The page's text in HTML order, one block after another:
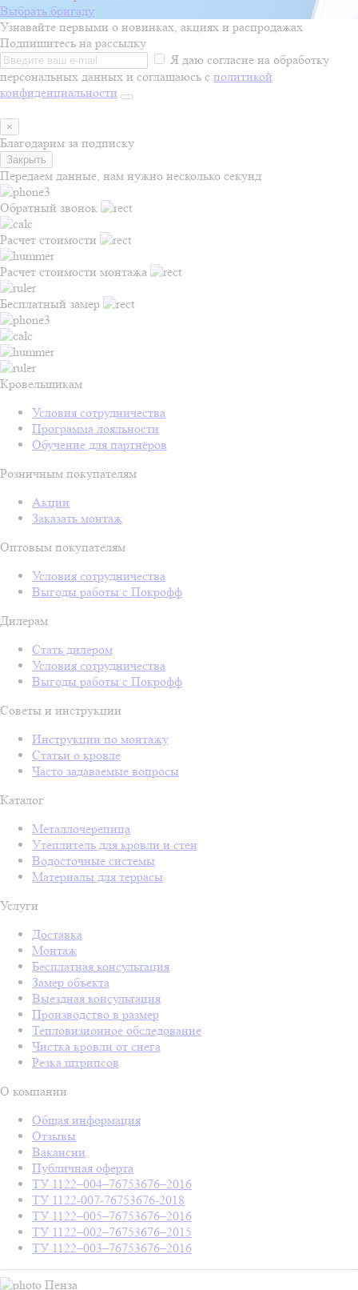
Выбрать бригаду
Узнавайте первыми о новинках, акциях и распродажах
Подпишитесь на рассылку
Я даю согласие на обработку
персональных данных и соглашаюсь с политикой
конфиденциальности
×
Благодарим за подписку
Закрыть
Передаем данные, нам нужно несколько секунд
Обратный звонок
Расчет стоимости
Расчет стоимости монтажа
Бесплатный замер
Кровельщикам
Условия сотрудничества
Программа лояльности
Обучение для партнёров
Розничным покупателям
Акции
Заказать монтаж
Оптовым покупателям
Условия сотрудничества
Выгоды работы с Покрофф
Дилерам
Стать дилером
Условия сотрудничества
Выгоды работы с Покрофф
Советы и инструкции
Инструкции по монтажу
Статьи о кровле
Часто задаваемые вопросы
Каталог
Металлочерепица
Утеплитель для кровли и стен
Водосточные системы
Материалы для террасы
Услуги
Доставка
Монтаж
Бесплатная консультация
Замер объекта
Выездная консультация
Производство в размер
Тепловизионное обследование
Чистка кровли от снега
Резка штрипсов
О компании
Общая информация
Отзывы
Вакансии
Публичная оферта
ТУ 1122–004–76753676–2016
ТУ 1122-007-76753676-2018
ТУ 1122–005–76753676–2016
ТУ 1122–002–76753676–2015
ТУ 1122–003–76753676–2016
Пенза